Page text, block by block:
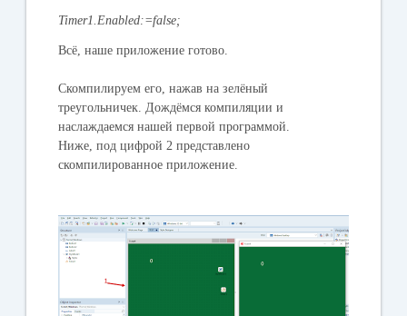
Timer1.Enabled:=false;
Всё, наше приложение готово.
Скомпилируем его, нажав на зелёный
треугольничек. Дождёмся компиляции и
наслаждаемся нашей первой программой.
Ниже, под цифрой 2 представлено
скомпилированное приложение.